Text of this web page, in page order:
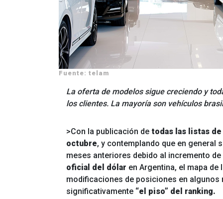
Fuente: telam
La oferta de modelos sigue creciendo y
los clientes. La mayoría son vehículos
>Con la publicación de todas las listas
octubre, y contemplando que en general
meses anteriores debido al incremento
oficial del dólar en Argentina, el mapa
modificaciones de posiciones en
significativamente “el piso” del ranking.